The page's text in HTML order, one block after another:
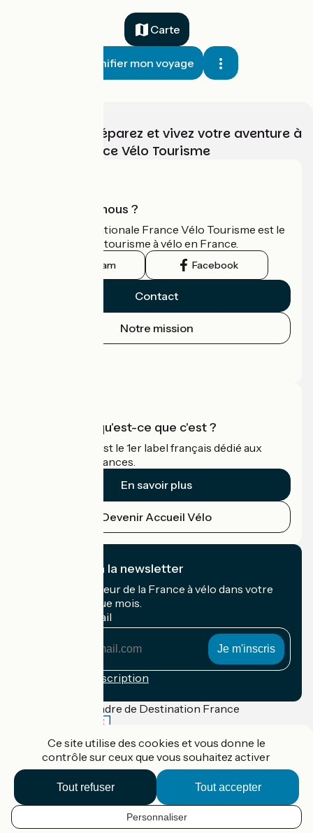
FR
Carte
Planifier mon voyage
Choisissez, préparez et vivez votre aventure à
vélo avec France Vélo Tourisme
Qui sommes-nous ?
L'association nationale France Vélo Tourisme est le
guide officiel du tourisme à vélo en France.
Instagram Facebook
Contact
Notre mission
Accueil Vélo qu'est-ce que c'est ?
Accueil Vélo c'est le 1er label français dédié aux
cyclistes en vacances.
En savoir plus
Devenir Accueil Vélo
Je m'abonne à la newsletter
Recevez le meilleur de la France à vélo dans votre
boîte mail chaque mois.
Mon adresse mail
Conditions d'inscription
Financé dans le cadre de Destination France
Accueil Vélo Pro
Mentions légales
Confidentialité
Contact
Ce site utilise des cookies et vous donne le
contrôle sur ceux que vous souhaitez activer
Tout accepter
Tout refuser
Personnaliser